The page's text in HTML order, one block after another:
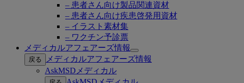
– 患者さん向け製品関連資材
– 患者さん向け疾患啓発用資材
– イラスト素材集
– ワクチン予診票
メディカルアフェアーズ情報
Open
submenu
戻る
メディカルアフェアーズ情報
AskMSDメディカル